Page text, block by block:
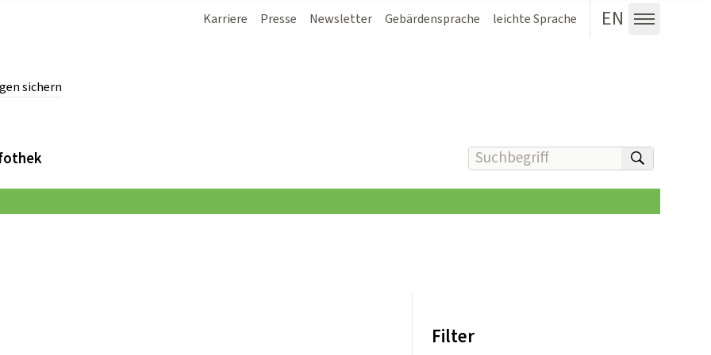
sichern
Karriere Presse Newsletter Gebärdensprache leichte Sprache EN
Menü
Suchbegriff(e) eingeben
Filter